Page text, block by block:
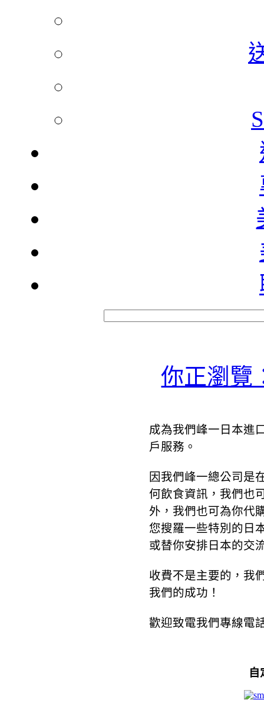
你正瀏覽
成為我們峰一日本進
戶服務。
因我們峰一總公司是
何飲食資訊，我們也
外，我們也可為你代
您搜羅一些特別的日
或替你安排日本的交
收費不是主要的，我
我們的成功！
歡迎致電我們專線電
自